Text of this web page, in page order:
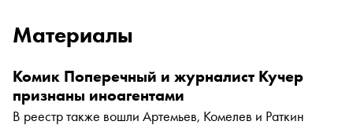
Материалы
Комик Поперечный и журналист Кучер
признаны иноагентами
В реестр также вошли Артемьев, Комелев и Раткин